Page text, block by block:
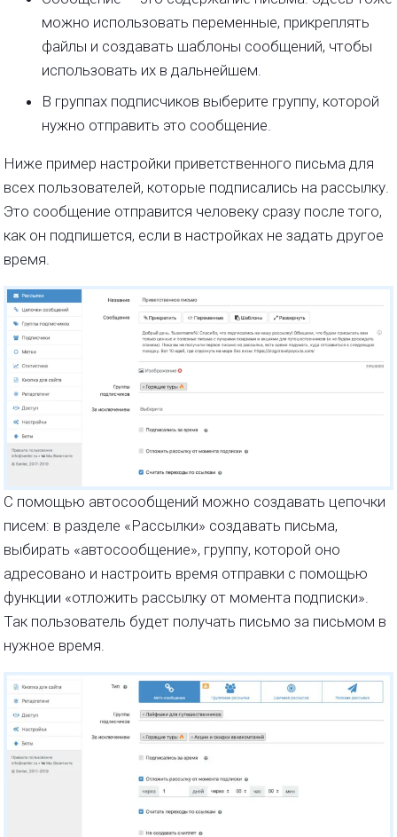
можно использовать переменные, прикреплять
файлы и создавать шаблоны сообщений, чтобы
использовать их в дальнейшем.
В группах подписчиков выберите группу, которой
нужно отправить это сообщение.
Ниже пример настройки приветственного письма для
всех пользователей, которые подписались на рассылку.
Это сообщение отправится человеку сразу после того,
как он подпишется, если в настройках не задать другое
время.
С помощью автосообщений можно создавать цепочки
писем: в разделе «Рассылки» создавать письма,
выбирать «автосообщение», группу, которой оно
адресовано и настроить время отправки с помощью
функции «отложить рассылку от момента подписки».
Так пользователь будет получать письмо за письмом в
нужное время.